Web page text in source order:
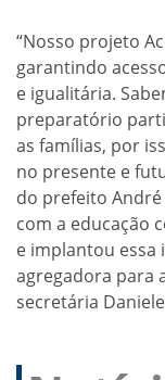
“Nosso projeto
garantindo
e igualitária.
preparatório
as famílias, por
no presente e
do prefeito
com a educação
e implantou essa
agregadora para
secretária